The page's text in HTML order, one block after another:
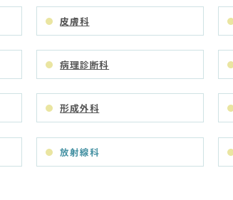
皮膚科
病理診断科
形成外科
放射線科